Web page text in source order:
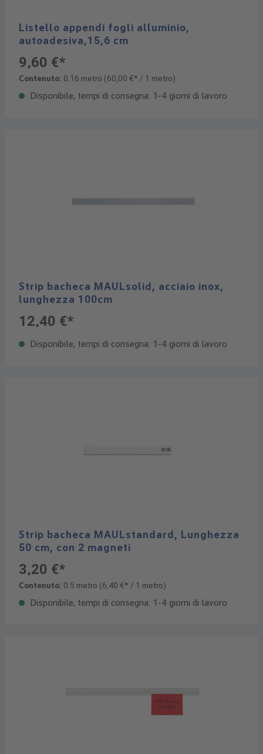
Listello appendi fogli alluminio,
autoadesiva,15,6 cm
9,60 €*
Contenuto: 0.16 metro (60,00 €* / 1 metro)
Disponibile, tempi di consegna: 1-4 giorni di lavoro
Strip bacheca MAULsolid, acciaio inox,
lunghezza 100cm
12,40 €*
Disponibile, tempi di consegna: 1-4 giorni di lavoro
Strip bacheca MAULstandard, Lunghezza
50 cm, con 2 magneti
3,20 €*
Contenuto: 0.5 metro (6,40 €* / 1 metro)
Disponibile, tempi di consegna: 1-4 giorni di lavoro